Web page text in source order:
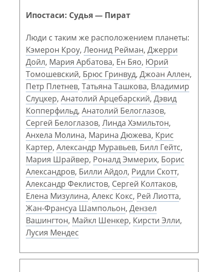
Ипостаси: Судья — Пират
Люди с таким же расположением планеты:
Кэмерон Кроу, Леонид Рейман, Джерри
Дойл, Мария Арбатова, Ен Бяо, Юрий
Томошевский, Брюс Гринвуд, Джоан Аллен,
Петр Плетнев, Татьяна Ташкова, Владимир
Слуцкер, Анатолий Арцебарский, Дэвид
Копперфильд, Анатолий Белоглазов,
Сергей Белоглазов, Линда Хэмильтон,
Анхела Молина, Марина Дюжева, Крис
Картер, Александр Муравьев, Билл Гейтс,
Мария Шрайвер, Роналд Эммерих, Борис
Александров, Билли Айдол, Ридли Скотт,
Александр Феклистов, Сергей Колтаков,
Елена Мизулина, Алекс Кокс, Рей Лиотта,
Жан-Франсуа Шампольон, Дензел
Вашингтон, Майкл Шенкер, Кирсти Элли,
Лусия Мендес